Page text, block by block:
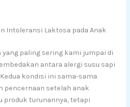
Intoleransi Laktosa pada Anak
paling sering kami jumpai di
antara alergi susu sapi
kondisi ini sama-sama
pencernaan setelah anak
produk turunannya, tetapi